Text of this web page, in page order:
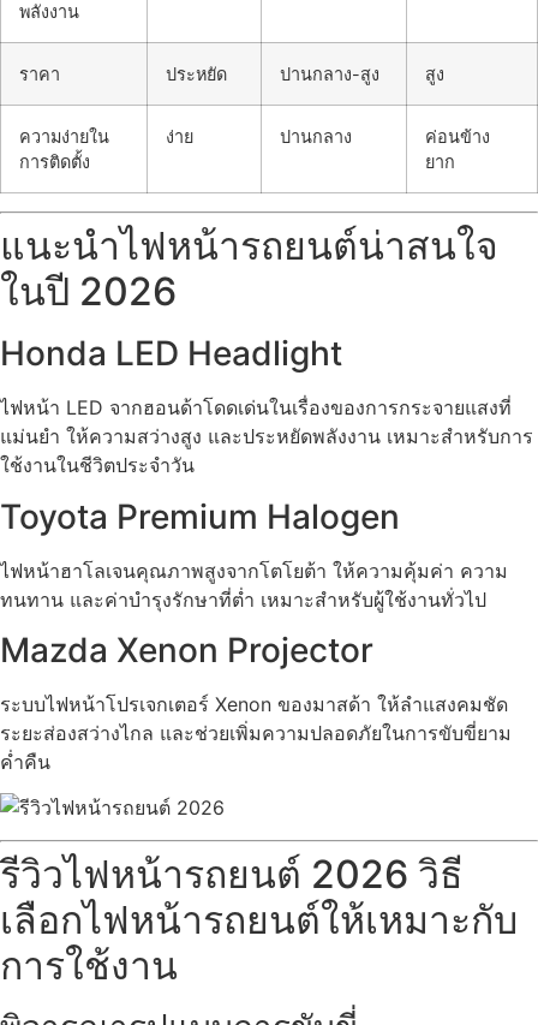
พลังงาน
ราคา ประหยัด ปานกลาง-สูง สูง
ความง่ายใน
การติดตั้ง
ง่าย ปานกลาง
ค่อนข้าง
ยาก
แนะนำไฟหน้ารถยนต์น่าสนใจ
ในปี 2026
Honda LED Headlight
ไฟหน้า LED จากฮอนด้าโดดเด่นในเรื่องของการกระจายแสงที่
แม่นยำ ให้ความสว่างสูง และประหยัดพลังงาน เหมาะสำหรับการ
ใช้งานในชีวิตประจำวัน
Toyota Premium Halogen
ไฟหน้าฮาโลเจนคุณภาพสูงจากโตโยต้า ให้ความคุ้มค่า ความ
ทนทาน และค่าบำรุงรักษาที่ต่ำ เหมาะสำหรับผู้ใช้งานทั่วไป
Mazda Xenon Projector
ระบบไฟหน้าโปรเจกเตอร์ Xenon ของมาสด้า ให้ลำแสงคมชัด
ระยะส่องสว่างไกล และช่วยเพิ่มความปลอดภัยในการขับขี่ยาม
ค่ำคืน
รีวิวไฟหน้ารถยนต์ 2026 วิธี
เลือกไฟหน้ารถยนต์ให้เหมาะกับ
การใช้งาน